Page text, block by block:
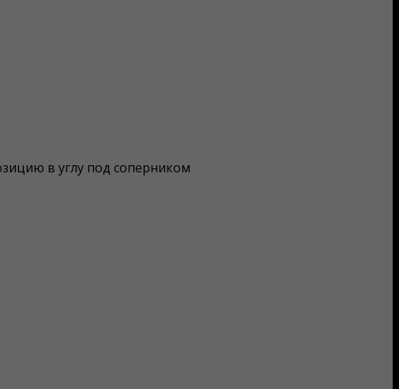
в углу под соперником